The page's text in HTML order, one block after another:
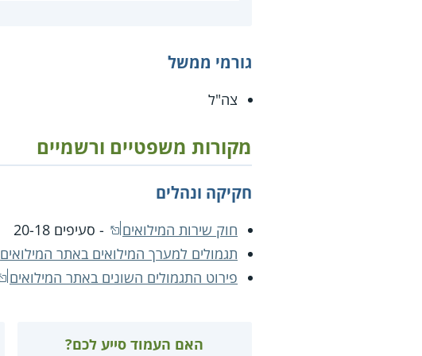
גורמי ממשל
צה"ל
מקורות משפטיים ורשמיים
חקיקה ונהלים
חוק שירות המילואים
- סעיפים 20-18
תגמולים למערך המילואים באתר המילואים
פירוט התגמולים השונים באתר המילואים
האם העמוד סייע לכם?